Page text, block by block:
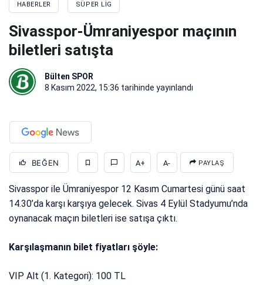
HABERLER SÜPER LIG
Sivasspor-Ümraniyespor maçının
biletleri satışta
Bülten SPOR
8 Kasım 2022, 15:36 tarihinde yayınlandı
BEĞEN A+ A- PAYLAŞ
Sivasspor ile Ümraniyespor 12 Kasım Cumartesi günü saat
14.30’da karşı karşıya gelecek. Sivas 4 Eylül Stadyumu’nda
oynanacak maçın biletleri ise satışa çıktı.
Karşılaşmanın bilet fiyatları şöyle:
VIP Alt (1. Kategori): 100 TL